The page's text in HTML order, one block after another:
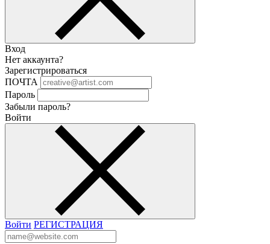
Вход
Нет аккаунта?
Зарегистрироваться
ПОЧТА
Пароль
Забыли пароль?
Войти
Войти РЕГИСТРАЦИЯ